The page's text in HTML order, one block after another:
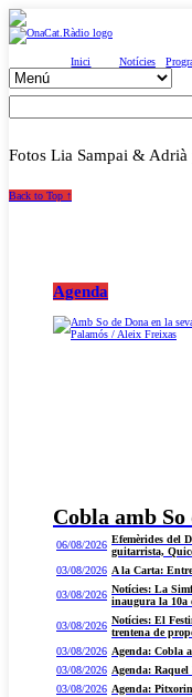
Inici Notícies
Fotos Lia Sampai &
Back to Top ↑
Agenda
Cobla amb So
06/08/2026 Efemèrides del
guitarrista,
03/08/2026 A la Carta:
03/08/2026 Notícies: La
inaugura la 10a
03/08/2026 Notícies: El
trentena de
03/08/2026 Agenda: Cobla
03/08/2026 Agenda:
03/08/2026 Agenda: